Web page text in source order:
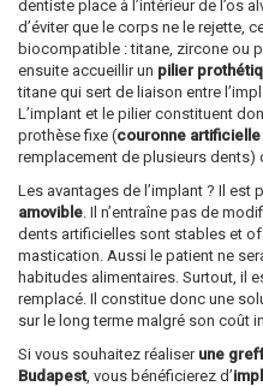
dentiste place à l’intérieur de l’os
d’éviter que le corps ne le rejette,
biocompatible : titane, zircone ou
ensuite accueillir un pilier
titane qui sert de liaison entre
L’implant et le pilier constituent
prothèse fixe (couronne
remplacement de plusieurs dents)
Les avantages de l’implant ? Il est
amovible . Il n’entraîne pas de
dents artificielles sont stables et
mastication. Aussi le patient ne
habitudes alimentaires. Surtout, il
remplacé. Il constitue donc une
sur le long terme malgré son coût
Si vous souhaitez réaliser une
Budapest, vous bénéficierez d’